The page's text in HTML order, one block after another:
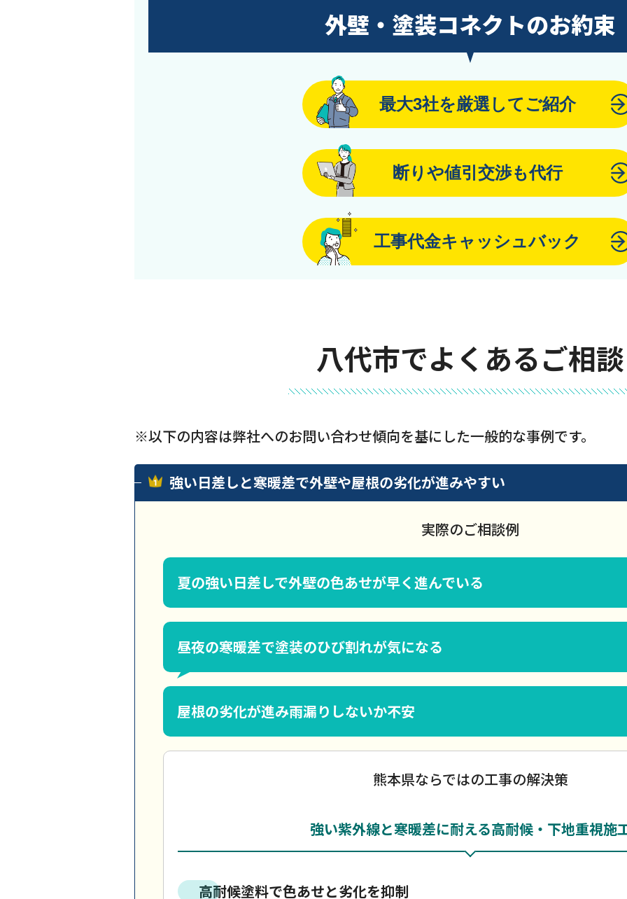
外壁・塗装コネクトのお約束
最大3社を厳選してご紹介
断りや値引交渉も代行
工事代金キャッシュバック
八代市でよくあるご相談
※以下の内容は弊社へのお問い合わせ傾向を基にした一般的な事例です。
強い日差しと寒暖差で外壁や屋根の劣化が進みやすい
実際のご相談例
夏の強い日差しで外壁の色あせが早く進んでいる
昼夜の寒暖差で塗装のひび割れが気になる
屋根の劣化が進み雨漏りしないか不安
熊本県ならではの工事の解決策
強い紫外線と寒暖差に耐える高耐候・下地重視施
高耐候塗料で色あせと劣化を抑制